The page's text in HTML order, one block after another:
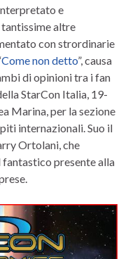
e
altre
con strordinarie
Come non detto”, causa
di opinioni tra i fan
StarCon Italia, 19-
Marina, per la sezione
internazionali. Suo il
Ortolani, che
presente alla